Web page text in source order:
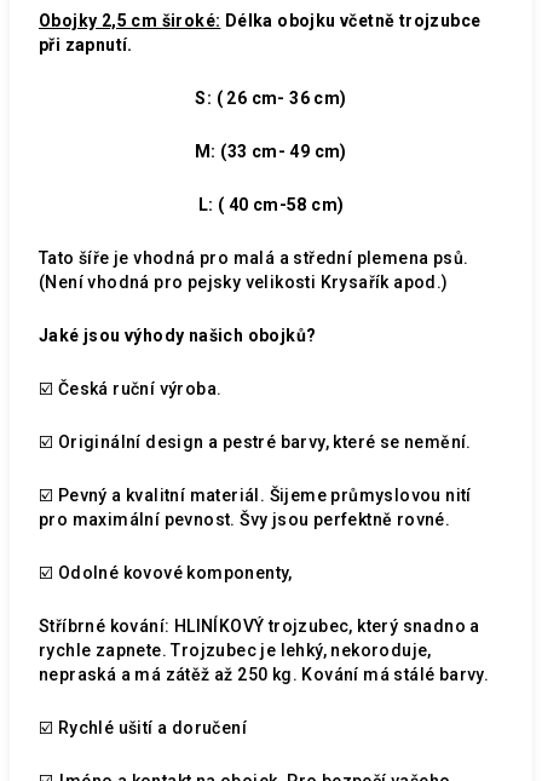
Obojky 2,5 cm široké: Délka obojku včetně trojzubce
při zapnutí.
S: ( 26 cm- 36 cm)
M: (33 cm- 49 cm)
L: ( 40 cm-58 cm)
Tato šíře je vhodná pro malá a střední plemena psů.
(Není vhodná pro pejsky velikosti Krysařík apod.)
Jaké jsou výhody našich obojků?
☑️ Česká ruční výroba.
☑️ Originální design a pestré barvy, které se nemění.
☑️ Pevný a kvalitní materiál. Šijeme průmyslovou nití
pro maximální pevnost. Švy jsou perfektně rovné.
☑️ Odolné kovové komponenty,
Stříbrné kování: HLINÍKOVÝ trojzubec, který snadno a
rychle zapnete. Trojzubec je lehký, nekoroduje,
nepraská a má zátěž až 250 kg. Kování má stálé barvy.
☑️ Rychlé ušití a doručení